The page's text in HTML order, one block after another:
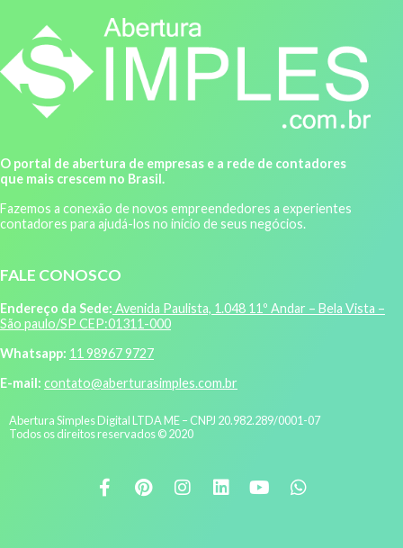
O portal de abertura de empresas e a rede de contadores
que mais crescem no Brasil.
Fazemos a conexão de novos empreendedores a experientes
contadores para ajudá-los no início de seus negócios.
FALE CONOSCO
Endereço da Sede: Avenida Paulista, 1.048 11º Andar – Bela Vista –
São paulo/SP CEP:01311-000
Whatsapp: 11 98967 9727
E-mail: contato@aberturasimples.com.br
Abertura Simples Digital LTDA ME – CNPJ 20.982.289/0001-07
Todos os direitos reservados © 2020